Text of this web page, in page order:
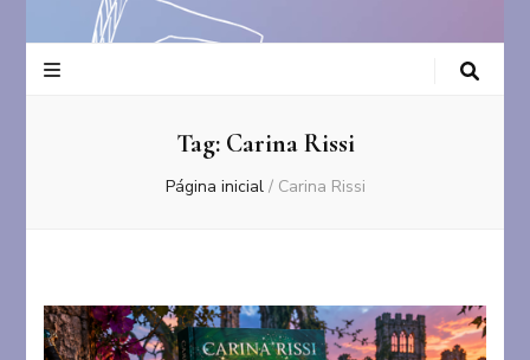
Tag: Carina Rissi
Página inicial / Carina Rissi